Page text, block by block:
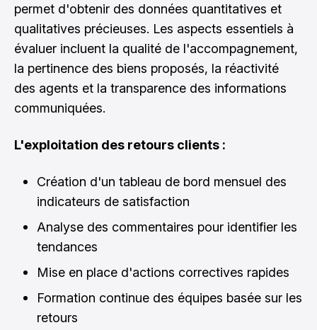
permet d'obtenir des données quantitatives et
qualitatives précieuses. Les aspects essentiels à
évaluer incluent la qualité de l'accompagnement,
la pertinence des biens proposés, la réactivité
des agents et la transparence des informations
communiquées.
L'exploitation des retours clients :
Création d'un tableau de bord mensuel des
indicateurs de satisfaction
Analyse des commentaires pour identifier les
tendances
Mise en place d'actions correctives rapides
Formation continue des équipes basée sur les
retours